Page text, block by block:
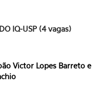
IQ-USP (4 vagas)
Victor Lopes Barreto e